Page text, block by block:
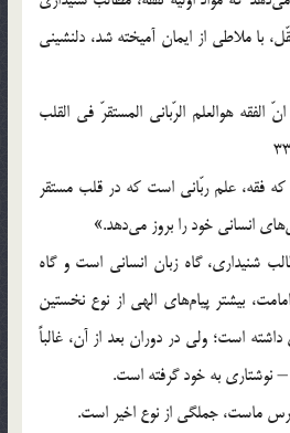
با ملاطى از ايمان آميخته شد، دلنشينى
هوالعلم الرّبانى المستقرّ فى القلب
كه فقه، علم ربّانى است كه در قلب مستقر
انسانى خود را بروز مى‌دهد.»
شنيدارى، گاه زبان انسانى است و گاه
بيشتر پيام‌هاى الهى از نوع نخستين
است؛ ولى در دوران بعد از آن، غالباً
نوشتارى به خود گرفته است.
ماست، جملگى از نوع اخير است.